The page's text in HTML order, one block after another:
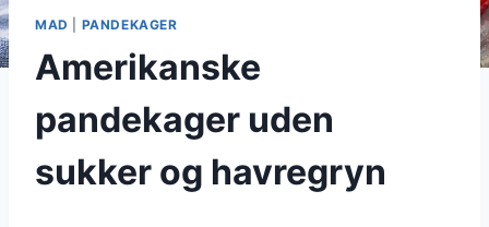
MAD PANDEKAGER
Amerikanske
pandekager uden
sukker og havregryn